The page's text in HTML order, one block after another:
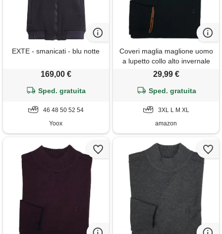
EXTE - smanicati - blu notte
169,00 €
Sped. gratuita
46 48 50 52 54
Yoox
Coveri maglia maglione uomo
a lupetto collo alto invernale
tinta unita m l xl xxl xxxl (m -
29,99 €
Sped. gratuita
3XL L M XL
amazon